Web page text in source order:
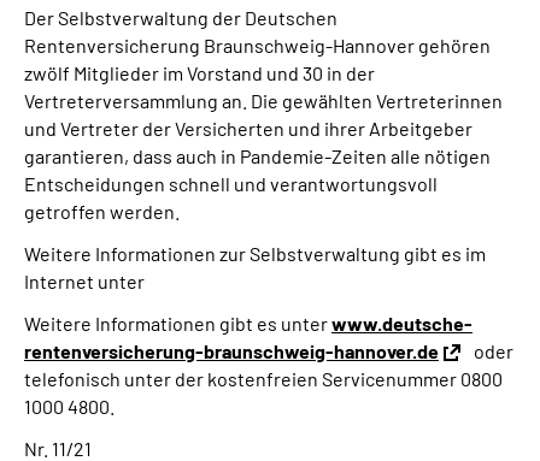
Der Selbstverwaltung der Deutschen
Rentenversicherung Braunschweig-Hannover gehören
zwölf Mitglieder im Vorstand und 30 in der
Vertreterversammlung an. Die gewählten Vertreterinnen
und Vertreter der Versicherten und ihrer Arbeitgeber
garantieren, dass auch in Pandemie-Zeiten alle nötigen
Entscheidungen schnell und verantwortungsvoll
getroffen werden.
Weitere Informationen zur Selbstverwaltung gibt es im
Internet unter
Weitere Informationen gibt es unterwww.deutsche-
rentenversicherung-braunschweig-hannover.de
oder
telefonisch unter der kostenfreien Servicenummer 0800
1000 4800.
Nr. 11/21